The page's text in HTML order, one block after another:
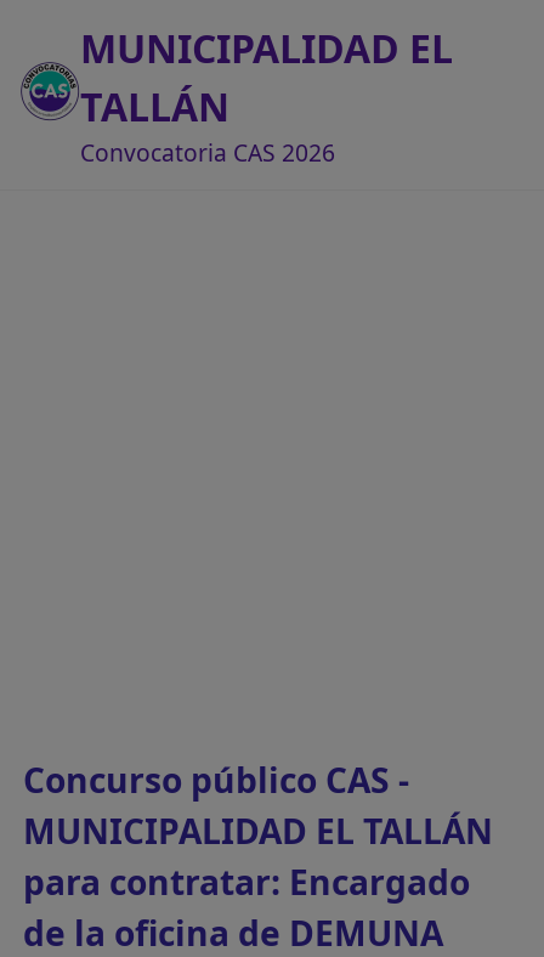
MUNICIPALIDAD EL
TALLÁN
Convocatoria CAS 2026
Concurso público CAS -
MUNICIPALIDAD EL TALLÁN
para contratar: Encargado
de la oficina de DEMUNA